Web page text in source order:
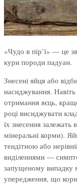
«Чудо в пір’ї» — це
кури породи падуан.
Знесені яйця або
насиджування.
отримання яєць,
році висиджувати
їх знесення залежать
мінеральні корми).
тендітною або
виділеннями —
запущеному випадку
упередження, що